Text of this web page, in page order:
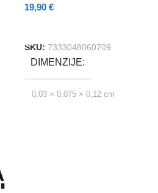
19,90 €
SKU: 7333048060709
DIMENZIJE
0,03 × 0,075 × 0,12 cm